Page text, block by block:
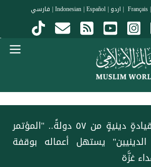
|
| اردو|
Indonesian |Español
| فارسي
بمشاركة ألفي قيادةٍ دينيةٍ من ٥٧ دولةً.. "المؤتمر
يستهل أعماله بوقفة
غزَّة